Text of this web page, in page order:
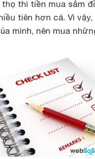
thọ thì tiền mua sắm
tiên hơn cả. Vì
mình, nên mua